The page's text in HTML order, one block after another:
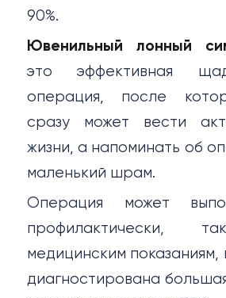
90%.
Ювенильный лонный
это эффективная
операция, после
сразу может вести
жизни, а напоминать об
маленький шрам.
Операция может
медицинским показаниям,
диагностирована